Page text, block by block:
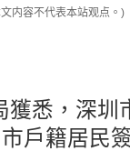
内容不代表本站观点。)
獲悉，深圳
戶籍居民